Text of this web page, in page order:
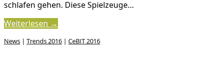
schlafen gehen. Diese Spielzeuge…
Weiterlesen →
News | Trends 2016 | CeBIT 2016